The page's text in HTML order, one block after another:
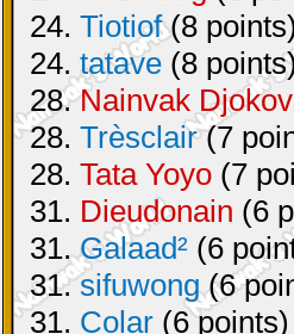
24. Tiotiof(8 points)
24. tatave (8
28.Nainvak
28. Trèsclair(7
28. Tata Yoyo (7
31. Dieudonain (6
31.Galaad² (6
31.sifuwong(6
31. Colar (6 points)